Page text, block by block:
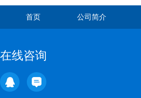
首页 公司简介
在线咨询